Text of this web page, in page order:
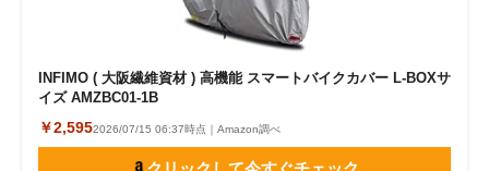
INFIMO ( 大阪繊維資材 ) 高機能 スマートバイクカバー L-BOXサ
イズ AMZBC01-1B
￥2,5952026/07/15 06:37時点｜Amazon調べ